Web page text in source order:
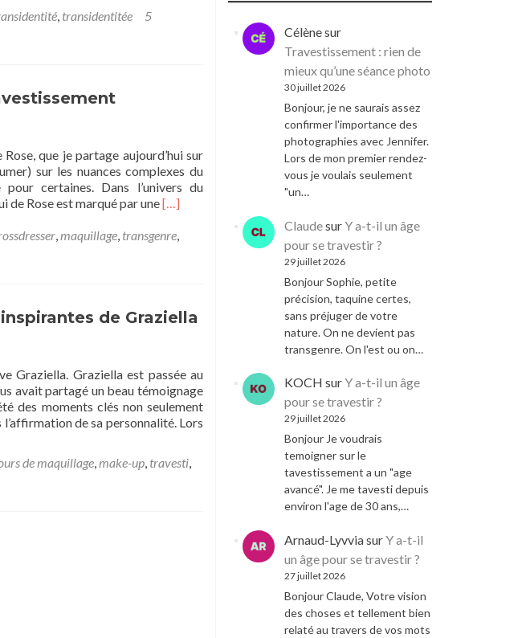
, transidentitée
5
que je partage aujourd’hui sur
sur les nuances complexes du
certaines. Dans l’univers du
de Rose est marqué par uneRead
about
et
travestissement
[…]
,maquillage, transgenre,
de Graziella
Graziella. Graziella est passée au
avait partagé un beau témoignage
des moments clés non seulement
de sa personnalité. Lors
de maquillage,make-up, travesti,
Célènesur
Travestissement : rien de
mieux qu’une séance photo
30 juillet 2026
Bonjour, je ne saurais assez
confirmer l'importance des
photographies avec Jennifer.
Lors de mon premier rendez-
vous je voulais seulement
"un…
ClaudesurY a-t-il un âge
pour se travestir ?
29 juillet 2026
Bonjour Sophie, petite
précision, taquine certes,
sans préjuger de votre
nature. On ne devient pas
transgenre. On l'est ou on…
KOCH surY a-t-il un âge
pour se travestir ?
29 juillet 2026
Bonjour Je voudrais
temoigner sur le
tavestissement a un "age
avancé". Je me tavesti depuis
environ l'age de 30 ans,…
Arnaud-LyvviasurY a-t-il
un âge pour se travestir ?
27 juillet 2026
Bonjour Claude, Votre vision
des choses et tellement bien
relaté au travers de vos mots